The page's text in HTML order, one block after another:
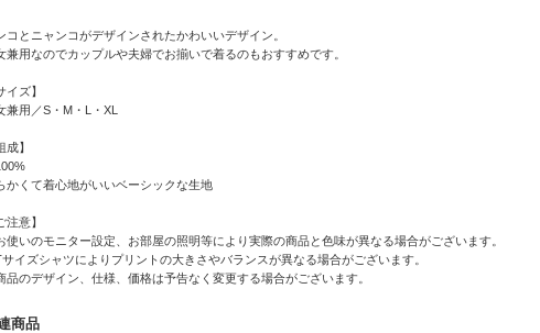
コとニャンコがデザインされたかわいいデザイン。
兼用なのでカップルや夫婦でお揃いで着るのもおすすめです。
イズ】
兼用／S・M・L・XL
成】
かくて着心地がいいベーシックな生地
注意】
いのモニター設定、お部屋の照明等により実際の商品と色味が異なる場合がございます。
イズシャツによりプリントの大きさやバランスが異なる場合がございます。
のデザイン、仕様、価格は予告なく変更する場合がございます。
商品